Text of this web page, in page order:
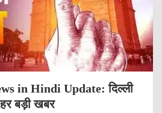
in Hindi Update: दिल्ली
बड़ी खबर